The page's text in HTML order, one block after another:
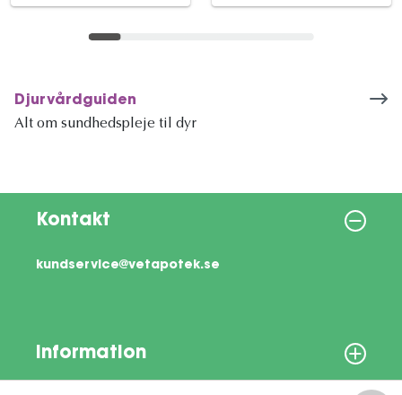
Djurvårdguiden
Alt om sundhedspleje til dyr
Kontakt
kundservice@vetapotek.se
Information